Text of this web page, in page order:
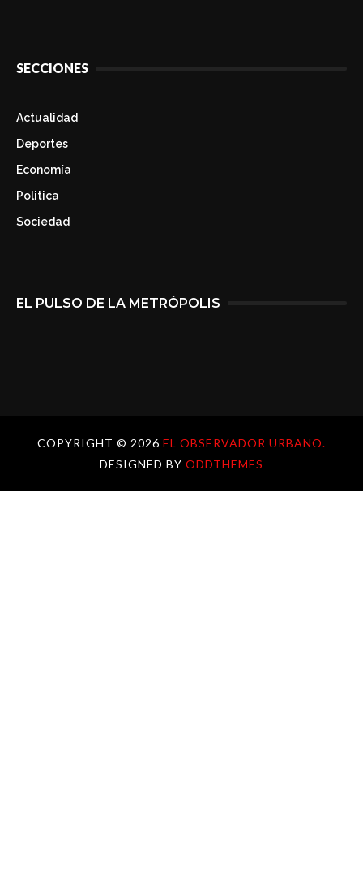
SECCIONES
Actualidad
Deportes
Economía
Politica
Sociedad
EL PULSO DE LA METRÓPOLIS
COPYRIGHT © 2026 EL OBSERVADOR URBANO.
DESIGNED BY ODDTHEMES